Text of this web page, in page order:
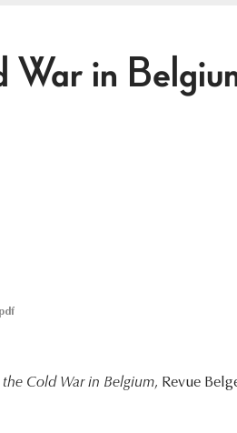
War in
Cold War in Belgium, Revue